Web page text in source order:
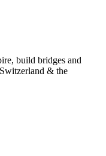
build bridges and
& the